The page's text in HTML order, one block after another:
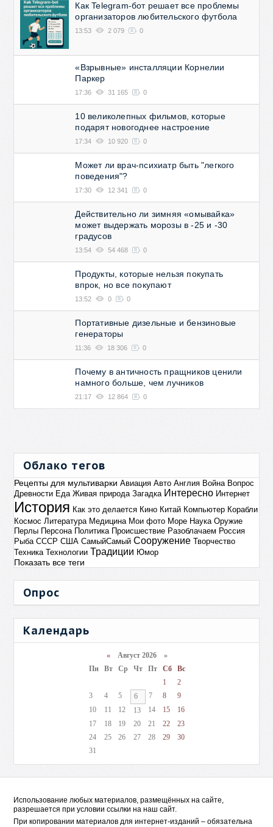
Как Telegram-бот решает все проблемы
организаторов любительского футбола
13:53 2 079 0
«Взрывные» инсталляции Корнелии
Паркер
17:36 31 165 0
10 великолепных фильмов, которые
подарят новогоднее настроение
17:34 10 920 0
Может ли врач-психиатр быть "легкого
поведения"?
17:30 12 341 0
Действительно ли зимняя «омывайка»
может выдержать морозы в -25 и -30
градусов
13:54 54 468 0
Продукты, которые нельзя покупать
впрок, но все покупают
13:52 0 0
Портативные дизельные и бензиновые
генераторы
11:36 18 306 0
Почему в античность пращников ценили
намного больше, чем лучников
21:17 12 864 0
Облако тегов
Рецепты для мультиварки Авиация Авто Англия Война Вопрос
Древности Еда Живая природа Загадка Интересно Интернет
История Как это делается Кино Китай Компьютер Корабли
Космос Литература Медицина Мои фото Море Наука Оружие
Перлы Персона Политика Происшествие Разоблачаем Россия
Рыба СССР США СамыйСамый Сооружение Творчество
Техника Технологии Традиции Юмор
Показать все теги
Опрос
Календарь
«Август 2026 »
Пн
Вт Ср Чт Пт Сб
Вс
1
2
3
4 5 6 7 8
9
10
11 12 13 14 15
16
17
18 19 20 21 22
23
24
25 26 27 28 29
30
31
Использование любых материалов, размещённых на сайте,
разрешается при условии ссылки на наш сайт.
При копировании материалов для интернет-изданий – обязательна